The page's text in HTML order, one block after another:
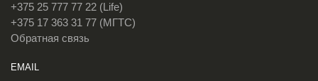
+375 25 777 77 22 (Life)
+375 17 363 31 77 (МГТС)
Обратная связь
EMAIL